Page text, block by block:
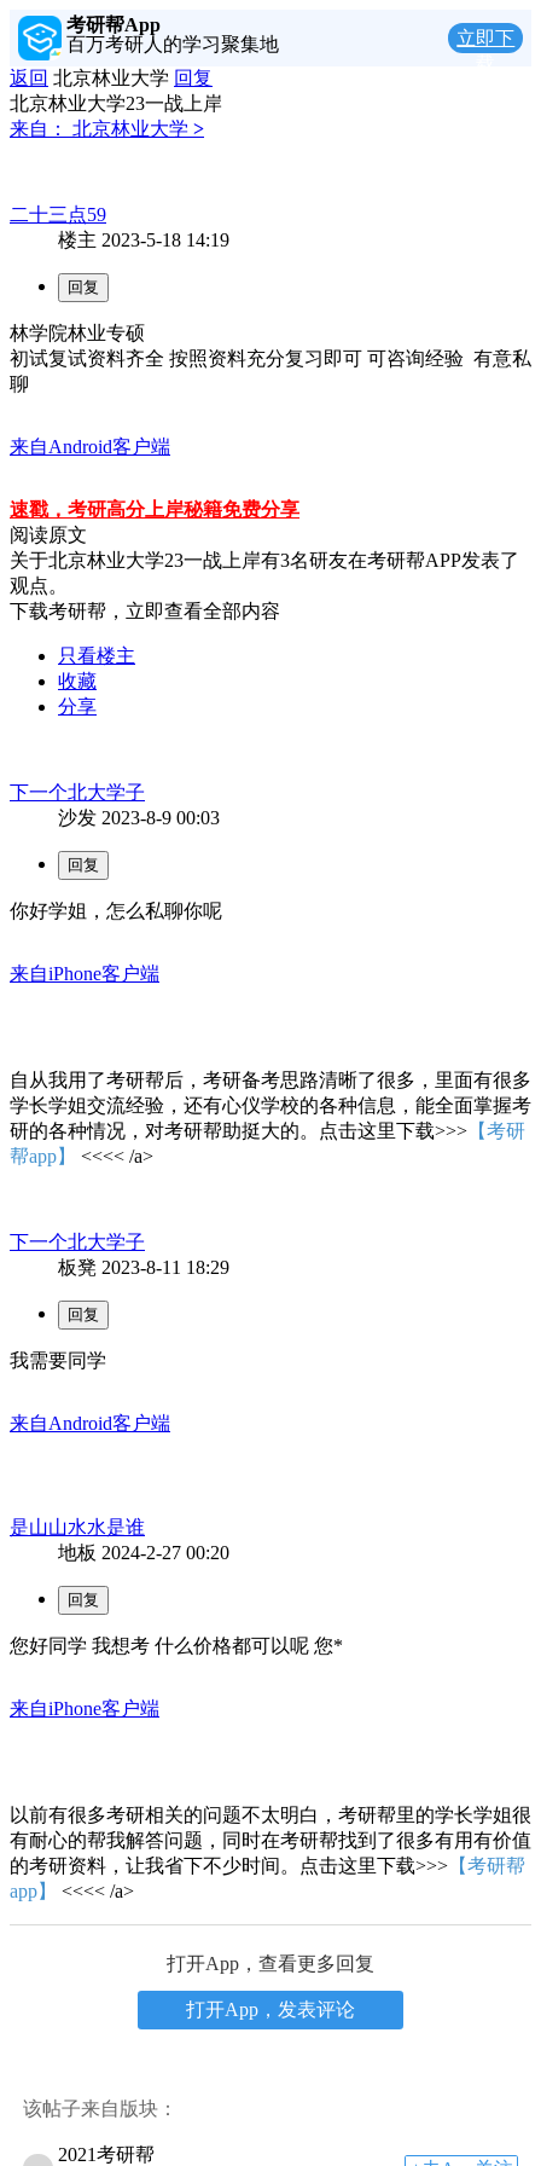
考研帮App
百万考研人的学习聚集地
立即下
返回 北京林业大学 回复
北京林业大学23一战上岸
来自：
北京林业大学 >
二十三点59
楼主 2023-5-18 14:19
林学院林业专硕
初试复试资料齐全 按照资料充分复习即可 可咨询经验 有意私
聊
来自Android客户端
速戳，考研高分上岸秘籍免费分享
阅读原文
关于北京林业大学23一战上岸有3名研友在考研帮APP发表了
观点。
下载考研帮，立即查看全部内容
只看楼主
收藏
分享
下一个北大学子
沙发 2023-8-9 00:03
你好学姐，怎么私聊你呢
来自iPhone客户端
自从我用了考研帮后，考研备考思路清晰了很多，里面有很多
学长学姐交流经验，还有心仪学校的各种信息，能全面掌握考
研的各种情况，对考研帮助挺大的。点击这里下载>>> 【考研
帮app】
<<<< /a>
下一个北大学子
板凳 2023-8-11 18:29
我需要同学
来自Android客户端
是山山水水是谁
地板 2024-2-27 00:20
您好同学 我想考 什么价格都可以呢 您*
来自iPhone客户端
以前有很多考研相关的问题不太明白，考研帮里的学长学姐很
有耐心的帮我解答问题，同时在考研帮找到了很多有用有价值
的考研资料，让我省下不少时间。点击这里下载>>> 【考研帮
app】
<<<< /a>
打开App，查看更多回复
打开App，发表评论
该帖子来自版块：
2021考研帮